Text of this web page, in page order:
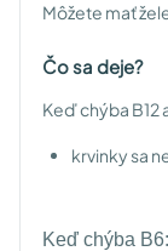
Môžete mať
Čo sa deje?
Keď chýba B12
krvinky sa
Keď chýba B6: